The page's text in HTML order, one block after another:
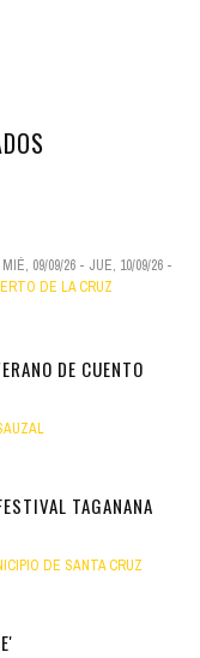
MIÉ, 09/09/26 - JUE, 10/09/26 -
DE LA CRUZ
DE CUENTO
TAGANANA
DE SANTA CRUZ